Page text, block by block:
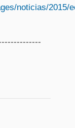
noticias/2015/